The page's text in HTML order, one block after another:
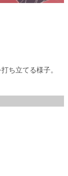
ち立てる様子。